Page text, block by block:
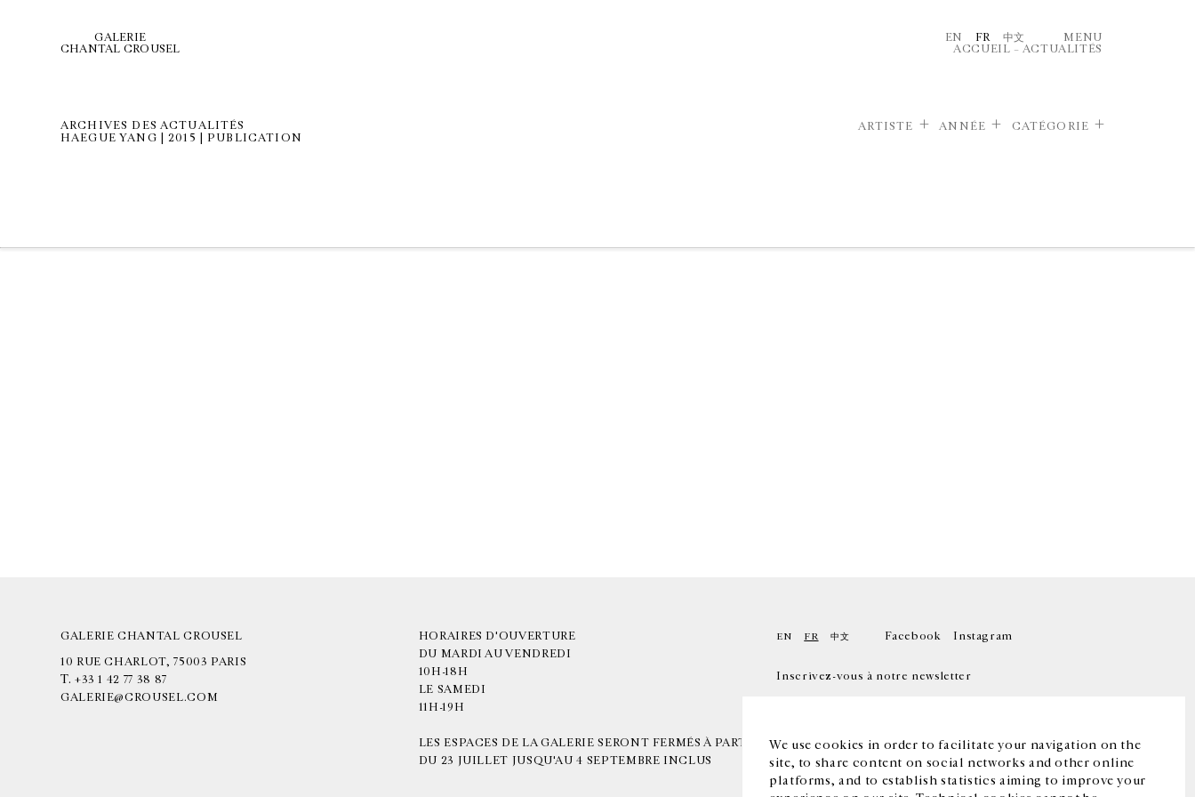
We use cookies in order to facilitate your navigation on the
site, to share content on social networks and other online
platforms, and to establish statistics aiming to improve your
GALERIE
CHANTAL CROUSEL
EN FR 中文
MENU
ACCUEIL – ACTUALITÉS
ARCHIVES DES ACTUALITÉS
HAEGUE YANG | 2015 | PUBLICATION
ARTISTE ANNÉE CATÉGORIE
GALERIE CHANTAL CROUSEL
10 RUE CHARLOT, 75003 PARIS
T. +33 1 42 77 38 87
GALERIE@CROUSEL.COM
HORAIRES D'OUVERTURE
DU MARDI AU VENDREDI
10H-18H
LE SAMEDI
11H-19H
LES ESPACES DE LA GALERIE SERONT FERMÉS À PARTIR
DU 23 JUILLET JUSQU'AU 4 SEPTEMBRE INCLUS
EN FR 中文 Facebook Instagram
Inscrivez-vous à notre newsletter